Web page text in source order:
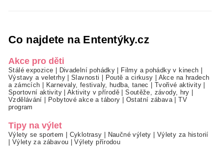
Co najdete na Ententýky.cz
Akce pro děti
Stálé expozice Divadelní pohádky Filmy a pohádky v kinech
Výstavy a veletrhy|Slavnosti Poutě a cirkusy
Akce na hradech
a zámcích
Karnevaly, festivaly, hudba, tanec Tvořivé aktivity
Sportovní aktivity|Aktivity v přírodě |Soutěže, závody, hry
Vzdělávání
Pobytové akce a tábory Ostatní zábava|TV
program
Tipy na výlet
Výlety se sportem Cyklotrasy Naučné výlety
Výlety za historií
Výlety za zábavou |Výlety přírodou